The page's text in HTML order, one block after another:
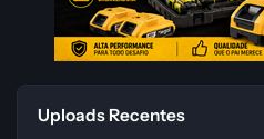
Uploads Recentes